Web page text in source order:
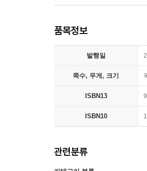
품목정보
발행일
쪽수, 무게, 크기
ISBN13
ISBN10
관련분류